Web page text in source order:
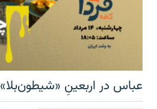
عباس در اربعینِ «شیطون‌بلا»